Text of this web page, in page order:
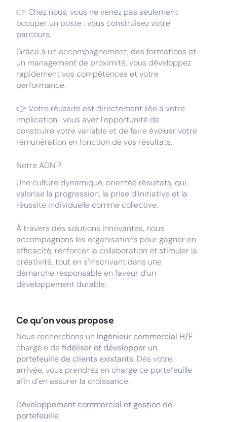
👉 Chez nous, vous ne venez pas seulement
occuper un poste : vous construisez votre
parcours.
Grâce à un accompagnement, des formations et
un management de proximité, vous développez
rapidement vos compétences et votre
performance.
👉 Votre réussite est directement liée à votre
implication : vous avez l’opportunité de
construire votre variable et de faire évoluer votre
rémunération en fonction de vos résultats.
Notre ADN ?
Une culture dynamique, orientée résultats, qui
valorise la progression, la prise d’initiative et la
réussite individuelle comme collective.
À travers des solutions innovantes, nous
accompagnons les organisations pour gagner en
efficacité, renforcer la collaboration et stimuler la
créativité, tout en s’inscrivant dans une
démarche responsable en faveur d’un
développement durable.
Ce qu’on vous propose
Nous recherchons un Ingénieur commercial H/F
chargé.e defidéliser et développer un
portefeuille de clients existants. Dès votre
arrivée, vous prendrez en charge ce portefeuille
afin d’en assurer la croissance.
Développement commercial et gestion de
portefeuille